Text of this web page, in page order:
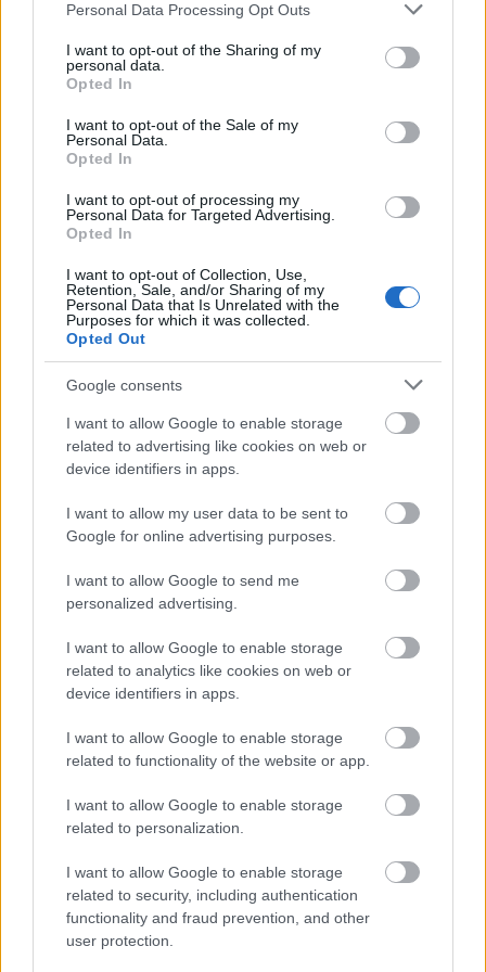
Please note that this website/app uses one or more Google
not limited to your visit or usage behaviour. You may click to
grant or deny consent to Google and its third-party tags to
use your data for below specified purposes in below Google
consent section.
Personal Data Processing Opt Outs
I want to opt-out of the Sharing of my
personal data.
Opted In
I want to opt-out of the Sale of my
Personal Data.
Opted In
I want to opt-out of processing my
Personal Data for Targeted Advertising.
Opted In
I want to opt-out of Collection, Use,
Retention, Sale, and/or Sharing of my
Personal Data that Is Unrelated with the
Purposes for which it was collected.
Opted Out
Google consents
I want to allow Google to enable storage
related to advertising like cookies on web or
device identifiers in apps.
I want to allow my user data to be sent to
Google for online advertising purposes.
I want to allow Google to send me
personalized advertising.
I want to allow Google to enable storage
related to analytics like cookies on web or
device identifiers in apps.
I want to allow Google to enable storage
related to functionality of the website or app.
I want to allow Google to enable storage
related to personalization.
I want to allow Google to enable storage
related to security, including authentication
functionality and fraud prevention, and other
user protection.
BEVERLY HILLS 90210
BEVERLY HILLS
FOX
BEST OF INTERNET
Λιβάι Γκαρσία - Παναθηναϊκός: Τα οικονομικά δεδομένα του